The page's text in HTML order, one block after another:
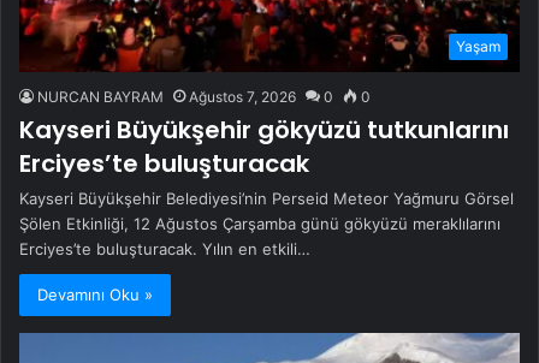
Yaşam
NURCAN BAYRAM Ağustos 7, 2026 0 0
Kayseri Büyükşehir gökyüzü tutkunlarını
Erciyes’te buluşturacak
Kayseri Büyükşehir Belediyesi’nin Perseid Meteor Yağmuru Görsel
Şölen Etkinliği, 12 Ağustos Çarşamba günü gökyüzü meraklılarını
Erciyes’te buluşturacak. Yılın en etkili…
Devamını Oku »